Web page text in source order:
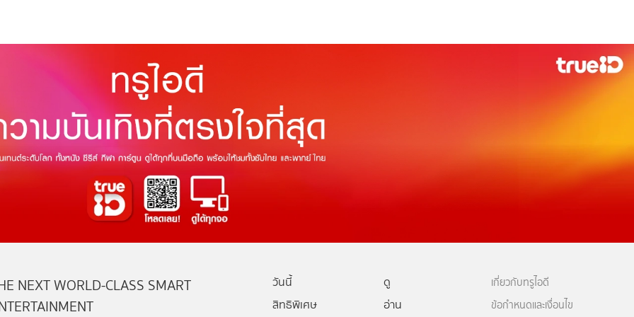
NEXT WORLD-CLASS SMART
วันนี้
ดู
สิทธิพิเศษ
อ่าน
เกี่ยวกับทรูไอดี
ข้อกำหนดและเงื่อนไข